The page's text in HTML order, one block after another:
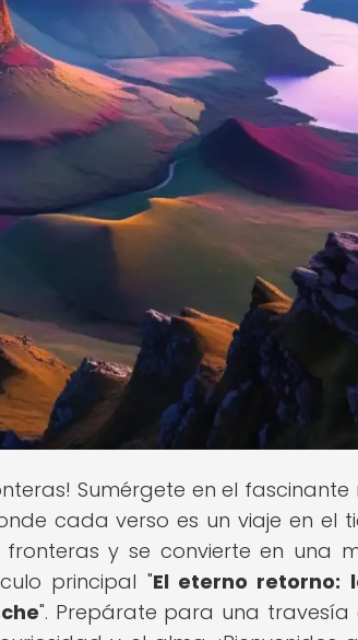
Sumérgete en el
cada verso es un viaje en el
y se convierte en una
principal "El eterno retorno:
". Prepárate para una